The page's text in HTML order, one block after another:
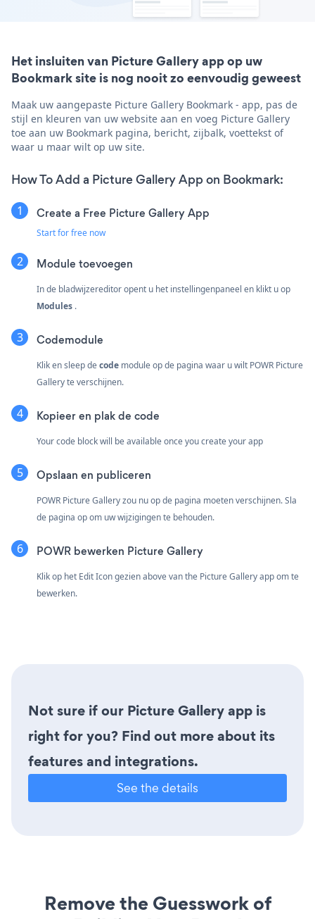
Het insluiten van Picture Gallery app op uw
Bookmark site is nog nooit zo eenvoudig geweest
Maak uw aangepaste Picture Gallery Bookmark - app, pas de
stijl en kleuren van uw website aan en voeg Picture Gallery
toe aan uw Bookmark pagina, bericht, zijbalk, voettekst of
waar u maar wilt op uw site.
How To Add a Picture Gallery App on Bookmark:
Create a Free Picture Gallery App
Start for free now
Module toevoegen
In de bladwijzereditor opent u het instellingenpaneel en klikt u op
Modules .
Codemodule
Klik en sleep decode module op de pagina waar u wilt POWR Picture
Gallery te verschijnen.
Kopieer en plak de code
Your code block will be available once you create your app
Opslaan en publiceren
POWR Picture Gallery zou nu op de pagina moeten verschijnen. Sla
de pagina op om uw wijzigingen te behouden.
POWR bewerken Picture Gallery
Klik op het Edit Icongezien above van the Picture Gallery app om te
bewerken.
Not sure if our Picture Gallery app is
right for you? Find out more about its
features and integrations.
See the details
Remove the Guesswork of